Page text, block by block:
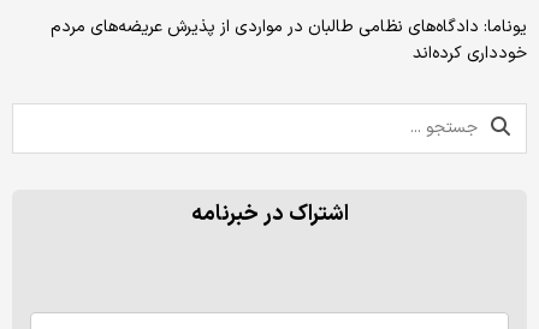
یوناما: دادگاه‌های نظامی طالبان در مواردی از پذیرش عریضه‌های مردم
خودداری کرده‌اند
اشتراک در خبرنامه